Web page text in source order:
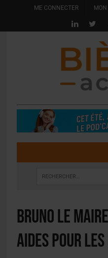
ME CONNECTER
Bruno Le
aides pour